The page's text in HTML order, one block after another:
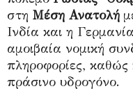
στη Μέση Ανατολή
Ινδία και η
αμοιβαία νομική
πληροφορίες, καθώς
πράσινο υδρογόνο.